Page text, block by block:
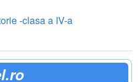
-clasa a IV-a